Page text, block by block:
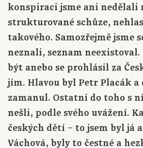
konspiraci jsme ani nedělali
strukturované schůze,
takového. Samozřejmě jsme
neznali, seznam
být anebo se prohlásil za
jím. Hlavou byl Petr Placák a
zamanul. Ostatní do toho s
nešli, podle svého uvážení.
českých dětí – to jsem byl já
Váchová, byly to čestné a